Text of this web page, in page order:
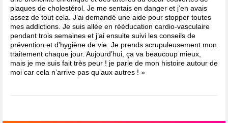
plaques de cholestérol. Je me sentais en danger et j’en avais
assez de tout cela. J’ai demandé une aide pour stopper toutes
mes addictions. Je suis allée en rééducation cardio-vasculaire
pendant trois semaines et j’ai ensuite suivi les conseils de
prévention et d’hygiène de vie. Je prends scrupuleusement mon
traitement chaque jour. Aujourd’hui, ça va beaucoup mieux,
mais je me suis fait très peur ! je parle de mon histoire autour de
moi car cela n’arrive pas qu’aux autres ! »